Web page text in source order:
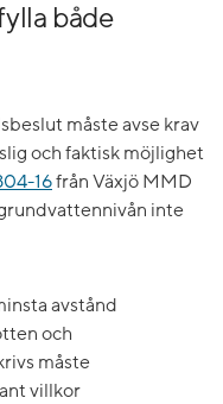
både
måste avse krav
och faktisk möjlighet
16från Växjö MMD
inte
avstånd
och
måste
villkor